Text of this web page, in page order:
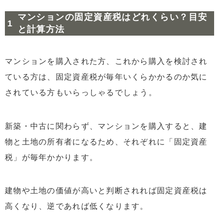
3.2 建物部分の固定資産税評価額の基準
4 固定資産税の軽減措置と適用条件
5固定資産税の支払い方法とスケジュール
6 まとめ：マンション購入時の固定資産税のポイント
マンションの固定資産税はどれくらい？目安
と計算方法
マンションを購入された方、これから購入を検討され
ている方は、固定資産税が毎年いくらかかるのか気に
されている方もいらっしゃるでしょう。
新築・中古に関わらず、マンションを購入すると、建
物と土地の所有者になるため、それぞれに「固定資産
税」が毎年かかります。
建物や土地の価値が高いと判断されれば固定資産税は
高くなり、逆であれば低くなります。